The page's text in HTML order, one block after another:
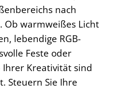
nach
Ob warmweißes Licht
lebendige RGB-
Feste oder
Ihrer Kreativität sind
Steuern Sie Ihre